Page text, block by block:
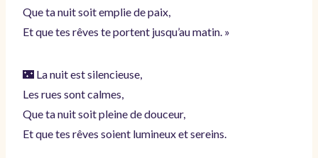
Que ta nuit soit emplie de paix,
Et que tes rêves te portent jusqu’au matin. »
🌃 La nuit est silencieuse,
Les rues sont calmes,
Que ta nuit soit pleine de douceur,
Et que tes rêves soient lumineux et sereins.